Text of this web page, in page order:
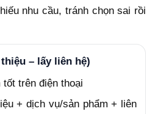
nhu cầu, tránh chọn sai rồi
– lấy liên hệ)
trên điện thoại
+ dịch vụ/sản phẩm + liên